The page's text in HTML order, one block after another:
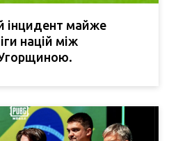
інцидент майже
націй між